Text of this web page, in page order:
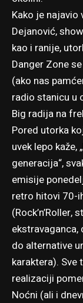
Kako je
Dejanović,
kao i ranije,
Danger Zone
(ako nas
radio stanicu u
Big radija na
Pored utorka
uvek lepo kaže,
generacija“,
emisije
retro hitovi 70-
do alternative
karaktera). Sve
realizaciji
Noćni (ali i